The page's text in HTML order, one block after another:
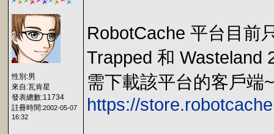
性別:男
來自:瓦肯星
發表總數:11734
註冊時間:2002-05-07
16:32
RobotCache 平台目前
Trapped 和 Wasteland
需下載該平台的客戶端~
https://